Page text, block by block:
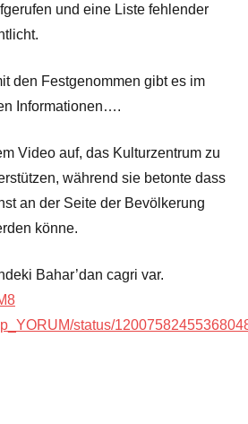
und eine Liste fehlender
den Festgenommen gibt es im
Informationen….
Video auf, das Kulturzentrum zu
während sie betonte dass
an der Seite der Bevölkerung
könne.
Bahar’dan cagri var.
status/